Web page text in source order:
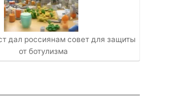
дал россиянам совет для защиты
от ботулизма